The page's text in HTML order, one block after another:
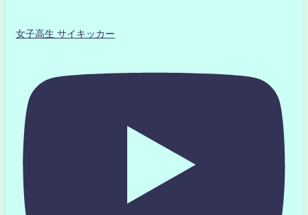
女子高生 サイキッカー